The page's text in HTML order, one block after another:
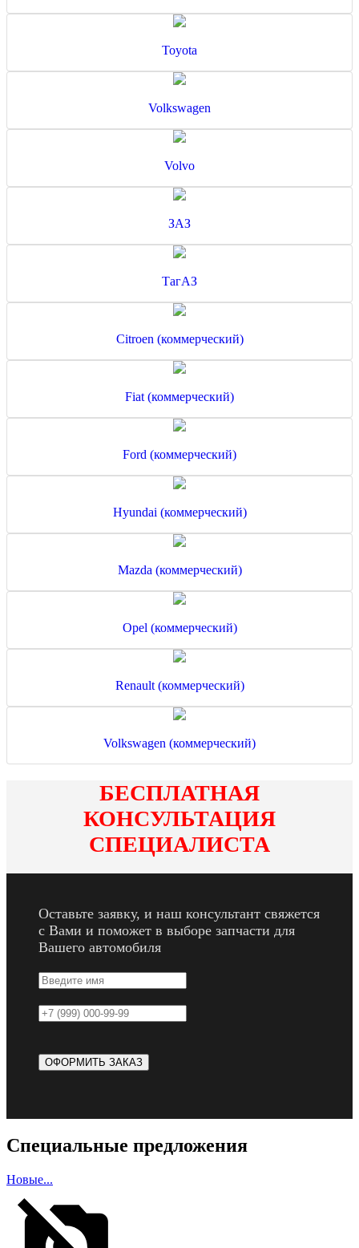
Toyota
Volkswagen
Volvo
ЗАЗ
ТагАЗ
Citroen (коммерческий)
Fiat (коммерческий)
Ford (коммерческий)
Hyundai (коммерческий)
Mazda (коммерческий)
Opel (коммерческий)
Renault (коммерческий)
Volkswagen (коммерческий)
БЕСПЛАТНАЯ
КОНСУЛЬТАЦИЯ
СПЕЦИАЛИСТА
Оставьте заявку, и наш консультант свяжется
с Вами и поможет в выборе запчасти для
Вашего автомобиля
Специальные предложения
Новые...